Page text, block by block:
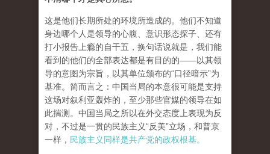
这是他们长期所处的环境所造成的。他们不知道
身边哪个人是领导的心腹、意识形态探子、还有
打小报告上瘾的自干五，换句话说就是，我们能
看到的他们的全部表达都是有目的的——以其领
导的意图为宗旨，以其单位颁布的“口径暗示”为
基准。简而言之：中国当局的本意很可能是支持
这场对叙利亚轰炸的，至少那些官媒的领导在如
此揣测。中国当局之所以在外交态度上表现为反
对，不过是一贯的民族主义“反美”立场，和普京
一样， 民族主义同样是共产党的政权根基。